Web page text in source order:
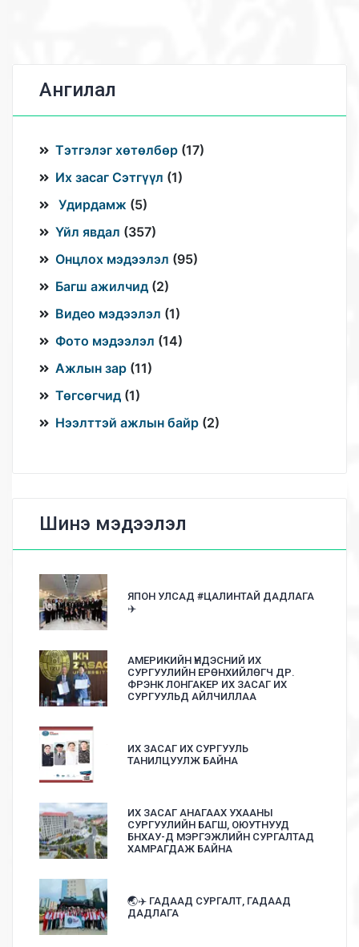
Ангилал
Тэтгэлэг хөтөлбөр (17)
Их засаг Сэтгүүл (1)
Удирдамж (5)
Үйл явдал (357)
Онцлох мэдээлэл (95)
Багш ажилчид (2)
Видео мэдээлэл (1)
Фото мэдээлэл (14)
Ажлын зар (11)
Төгсөгчид (1)
Нээлттэй ажлын байр (2)
Шинэ мэдээлэл
ЯПОН УЛСАД #ЦАЛИНТАЙ ДАДЛАГА
✈️
АМЕРИКИЙН ҮНДЭСНИЙ ИХ
СУРГУУЛИЙН ЕРӨНХИЙЛӨГЧ ДР.
ФРЭНК ЛОНГАКЕР ИХ ЗАСАГ ИХ
СУРГУУЛЬД АЙЛЧИЛЛАА
ИХ ЗАСАГ ИХ СУРГУУЛЬ
ТАНИЛЦУУЛЖ БАЙНА
ИХ ЗАСАГ АНАГААХ УХААНЫ
СУРГУУЛИЙН БАГШ, ОЮУТНУУД
БНХАУ-Д МЭРГЭЖЛИЙН СУРГАЛТАД
ХАМРАГДАЖ БАЙНА
🌏✈️ ГАДААД СУРГАЛТ, ГАДААД
ДАДЛАГА